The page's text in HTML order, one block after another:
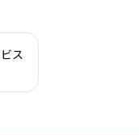
ス